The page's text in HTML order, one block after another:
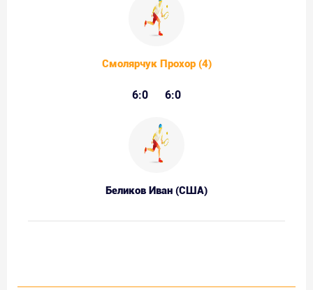
Смолярчук Прохор (4)
6:0 6:0
Беликов Иван (США)